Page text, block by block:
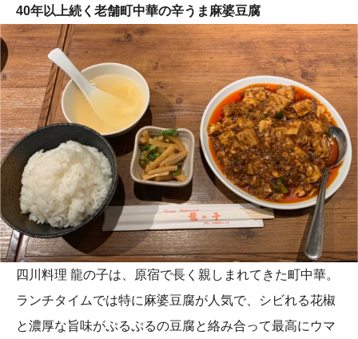
40年以上続く老舗町中華の辛うま麻婆豆腐
四川料理 龍の子は、原宿で長く親しまれてきた町中華。
ランチタイムでは特に麻婆豆腐が人気で、シビれる花椒
と濃厚な旨味がぷるぷるの豆腐と絡み合って最高にウマ